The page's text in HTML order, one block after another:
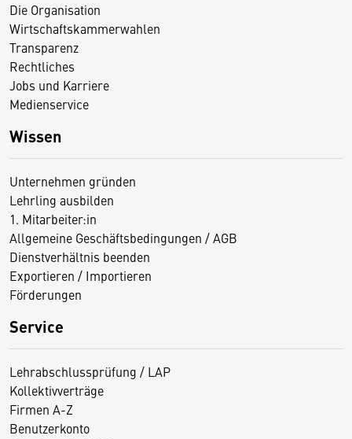
Die Organisation
Wirtschaftskammerwahlen
Transparenz
Rechtliches
Jobs und Karriere
Medienservice
Wissen
Unternehmen gründen
Lehrling ausbilden
1. Mitarbeiter:in
Allgemeine Geschäftsbedingungen / AGB
Dienstverhältnis beenden
Exportieren / Importieren
Förderungen
Service
Lehrabschlussprüfung / LAP
Kollektivverträge
Firmen A-Z
Benutzerkonto